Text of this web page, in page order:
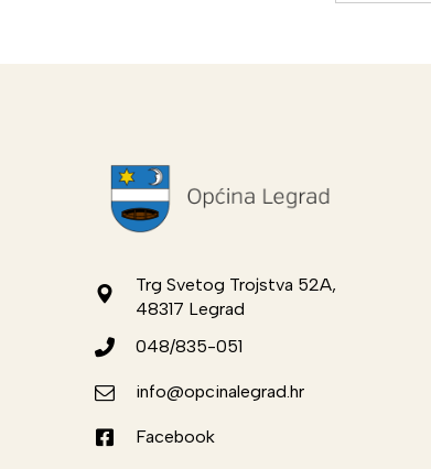
Trg Svetog Trojstva 52A,
48317 Legrad
048/835-051
info@opcinalegrad.hr
Facebook